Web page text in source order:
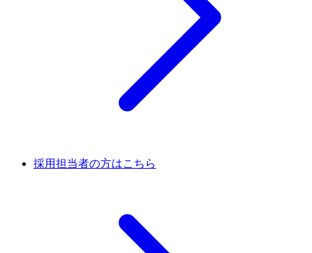
採用担当者の方はこちら